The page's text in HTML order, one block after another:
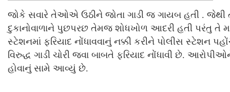
જોકે સવારે તેઓએ ઉઠીને જોતા ગાડી જ ગાયબ હતી .
દુકાનોવાળાને પુછપરછ તેમજ શોધખોળ આદરી હતી પરંતુ
સ્ટેશનમાં ફરિયાદ નોંધાવવાનું નક્કી કરીને પોલીસ
વિરુદ્ધ ગાડી ચોરી જવા બાબતે ફરિયાદ નોંધાવી છે.
હોવાનું સામે આવ્યું છે.